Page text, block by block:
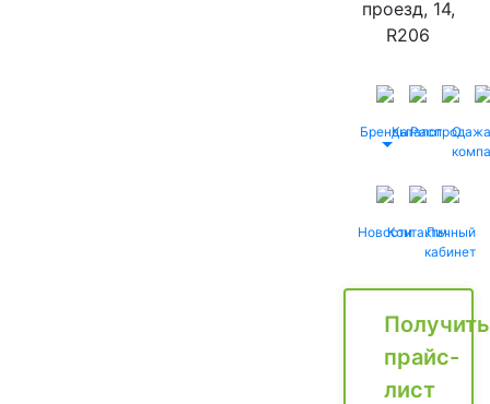
проезд, 14,
R206
БрендыКаталог
Распродажа
О
НовостиКонтактыЛичный
кабинет
Получить
прайс-
лист